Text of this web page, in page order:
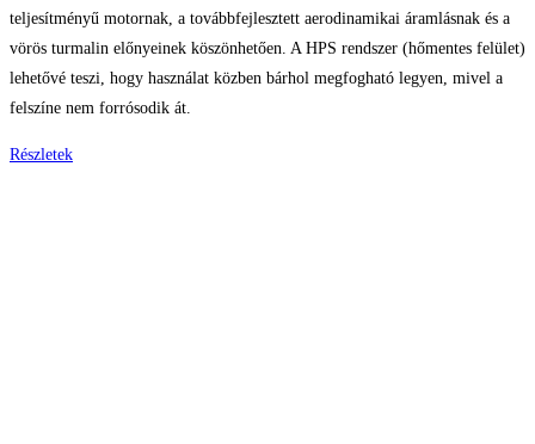
teljesítményű motornak, a továbbfejlesztett aerodinamikai áramlásnak és a
vörös turmalin előnyeinek köszönhetően. A HPS rendszer (hőmentes felület)
lehetővé teszi, hogy használat közben bárhol megfogható legyen, mivel a
felszíne nem forrósodik át.
Részletek